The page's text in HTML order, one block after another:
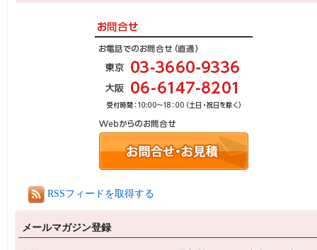
RSSフィードを取得する
メールマガジン登録